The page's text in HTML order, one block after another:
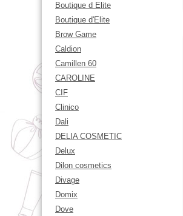
Boutique d Elite
Boutique d'Elite
Brow Game
Caldion
Camillen 60
CAROLINE
CIF
Clinico
Dali
DELIA COSMETIC
Delux
Dilon cosmetics
Divage
Domix
Dove